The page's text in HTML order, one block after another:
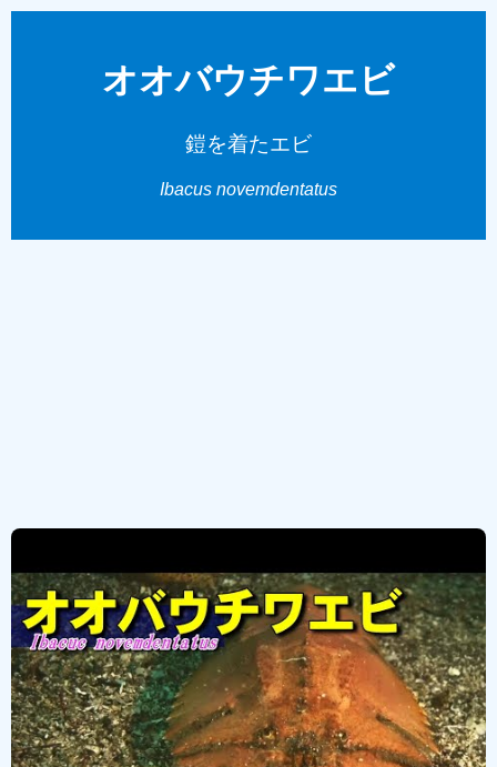
オオバウチワエビ
鎧を着たエビ
Ibacus novemdentatus
← 映像リストに戻る youtube版を見る➡
本ページは現在、製作途中です
概要
撮影地: 静岡県伊東市 水深12m 5月